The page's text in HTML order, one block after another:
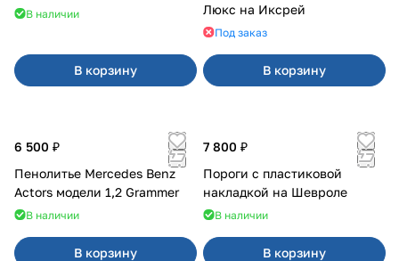
В наличии
В корзину
Люкс на Иксрей
Под заказ
В корзину
6 500 ₽
Пенолитье Mercedes Benz
Actors модели 1,2 Grammer
В наличии
В корзину
7 800 ₽
Пороги с пластиковой
накладкой на Шевроле
В наличии
В корзину